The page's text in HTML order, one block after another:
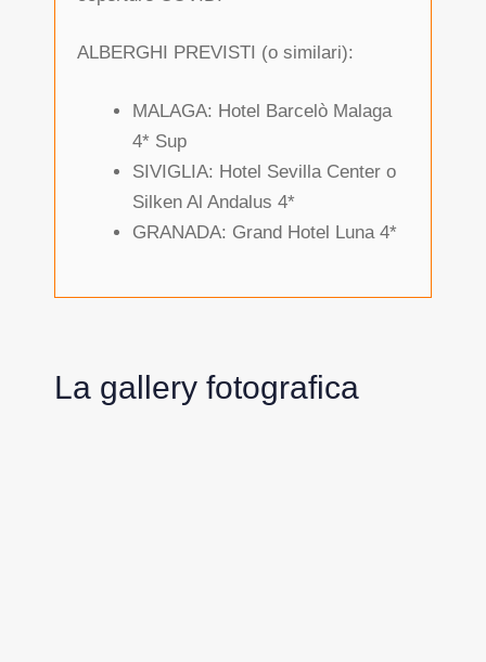
ALBERGHI PREVISTI (o similari):
MALAGA: Hotel Barcelò Malaga
4* Sup
SIVIGLIA: Hotel Sevilla Center o
Silken Al Andalus 4*
GRANADA: Grand Hotel Luna 4*
La gallery fotografica